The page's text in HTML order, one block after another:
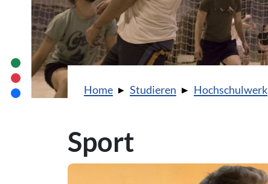
Sie sind hier:
Home Studieren Hochschulwerk
Sport